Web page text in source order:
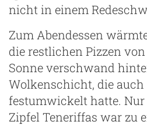
nicht in einem
Zum Abendessen
die restlichen Pizzen
Sonne verschwand
Wolkenschicht, die auch
festumwickelt hatte.
Zipfel Teneriffas war zu